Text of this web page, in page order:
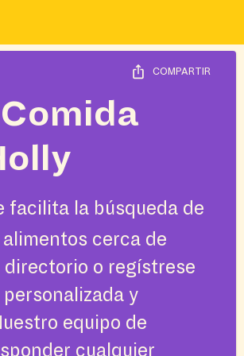
COMPARTIR
facilita la búsqueda de
alimentos cerca de
directorio o regístrese
y
equipo de
cualquier